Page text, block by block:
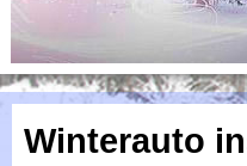
Winterauto